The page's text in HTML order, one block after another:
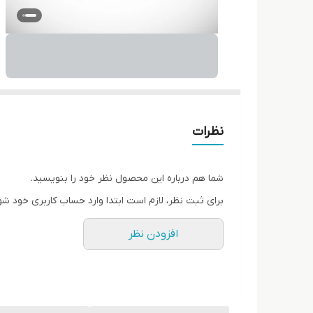
نظرات
شما هم درباره این محصول نظر خود را بنویسید.
برای ثبت نظر، لازم است ابتدا وارد حساب کاربری خود
افزودن نظر